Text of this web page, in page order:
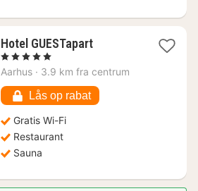
Hotel GUESTapart1
fra
kr.
, 5 Stjerner
Aarhus · 3.9 km fra centrum
Lås op rabat
Gratis Wi-Fi
Restaurant
Sauna